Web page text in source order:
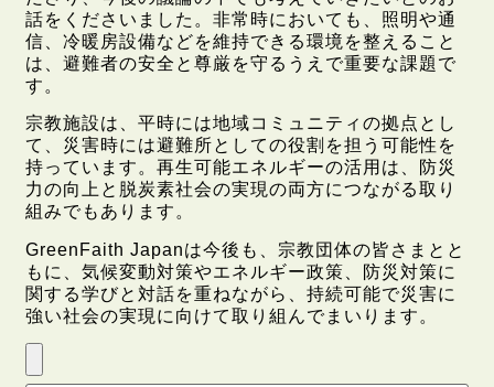
話をくださいました。非常時においても、照明や通
信、冷暖房設備などを維持できる環境を整えること
は、避難者の安全と尊厳を守るうえで重要な課題で
す。
宗教施設は、平時には地域コミュニティの拠点とし
て、災害時には避難所としての役割を担う可能性を
持っています。再生可能エネルギーの活用は、防災
力の向上と脱炭素社会の実現の両方につながる取り
組みでもあります。
GreenFaith Japanは今後も、宗教団体の皆さまとと
もに、気候変動対策やエネルギー政策、防災対策に
関する学びと対話を重ねながら、持続可能で災害に
強い社会の実現に向けて取り組んでまいります。